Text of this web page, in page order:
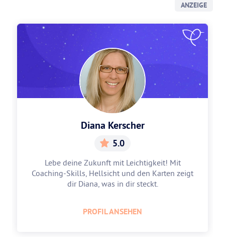
ANZEIGE
Diana Kerscher
5.0
Lebe deine Zukunft mit Leichtigkeit! Mit
Coaching-Skills, Hellsicht und den Karten zeigt
dir Diana, was in dir steckt.
PROFIL ANSEHEN